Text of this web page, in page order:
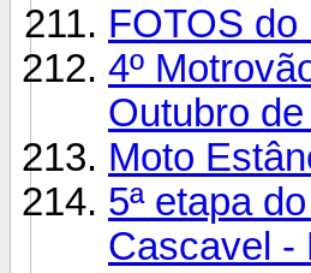
FOTOS do
4º
Outubro
Moto
5ª etapa
Cascavel -